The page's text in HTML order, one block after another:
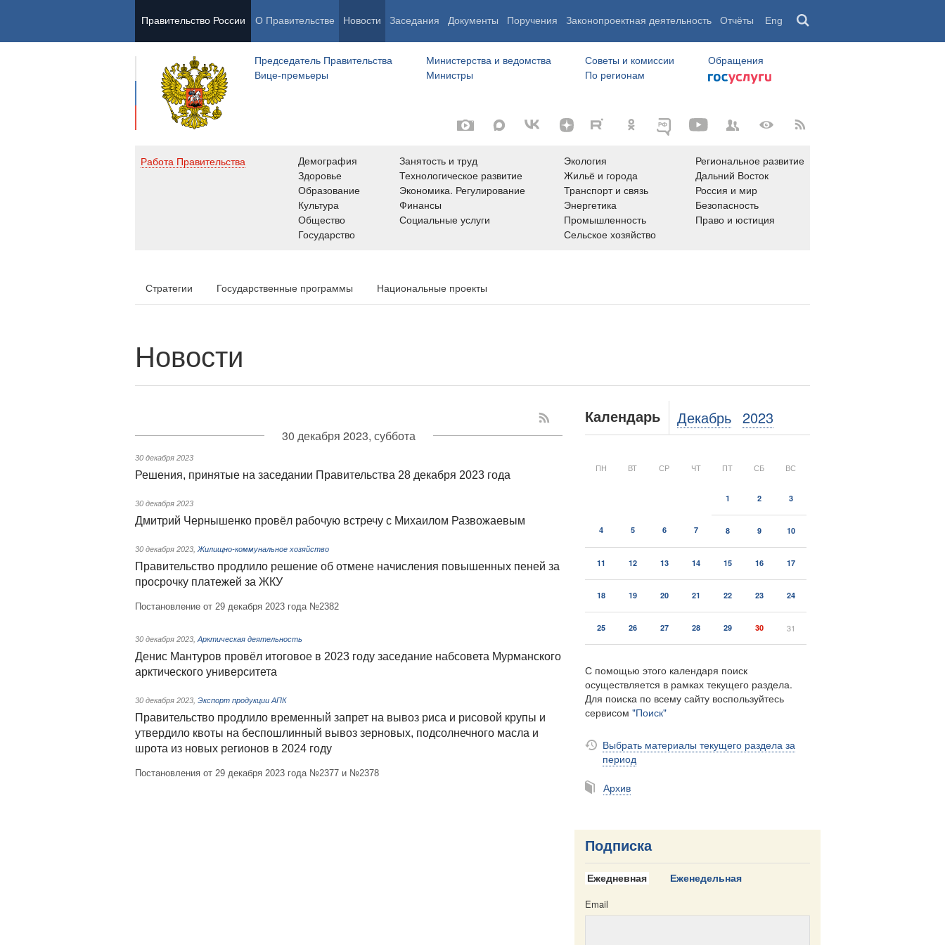
Правительство России О Правительстве Новости Заседания Документы Поручения Законопроектная деятельность Отчёты Eng
Председатель Правительства
Вице-премьеры
Министерства и ведомства
Министры
Советы и комиссии
По регионам
Обращения
Работа Правительства
Демография
Здоровье
Образование
Культура
Общество
Государство
Занятость и труд
Технологическое развитие
Экономика. Регулирование
Финансы
Социальные услуги
Экология
Жильё и города
Транспорт и связь
Энергетика
Промышленность
Сельское хозяйство
Региональное развитие
Дальний Восток
Россия и мир
Безопасность
Право и юстиция
Стратегии Государственные программы Национальные проекты
Новости
30 декабря 2023, суббота
30 декабря 2023
Решения, принятые на заседании Правительства 28 декабря 2023 года
30 декабря 2023
Дмитрий Чернышенко провёл рабочую встречу с Михаилом Развожаевым
30 декабря 2023 Жилищно-коммунальное хозяйство
Правительство продлило решение об отмене начисления повышенных пеней за
просрочку платежей за ЖКУ
Постановление от 29 декабря 2023 года №2382
30 декабря 2023 Арктическая деятельность
Денис Мантуров провёл итоговое в 2023 году заседание набсовета Мурманского
арктического университета
30 декабря 2023 Экспорт продукции АПК
Правительство продлило временный запрет на вывоз риса и рисовой крупы и
утвердило квоты на беспошлинный вывоз зерновых, подсолнечного масла и
шрота из новых регионов в 2024 году
Постановления от 29 декабря 2023 года №2377 и №2378
Календарь Декабрь 2023
ПН ВТ СР ЧТ ПТ СБ ВС
1 2 3
4 5 6 7 8 9 10
11 12 13 14 15 16 17
18 19 20 21 22 23 24
25 26 27 28 29 30 31
С помощью этого календаря поиск
осуществляется в рамках текущего раздела.
Для поиска по всему сайту воспользуйтесь
сервисом "Поиск"
Выбрать материалы текущего раздела за
период
Архив
Подписка
Ежедневная Еженедельная
Email